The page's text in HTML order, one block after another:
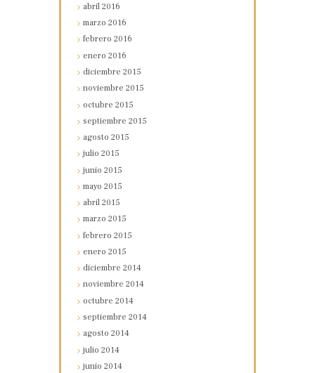
abril2016
marzo2016
febrero2016
enero2016
diciembre2015
noviembre2015
octubre2015
septiembre2015
agosto2015
julio2015
junio2015
mayo2015
abril2015
marzo2015
febrero2015
enero2015
diciembre2014
noviembre2014
octubre2014
septiembre2014
agosto2014
julio2014
junio2014